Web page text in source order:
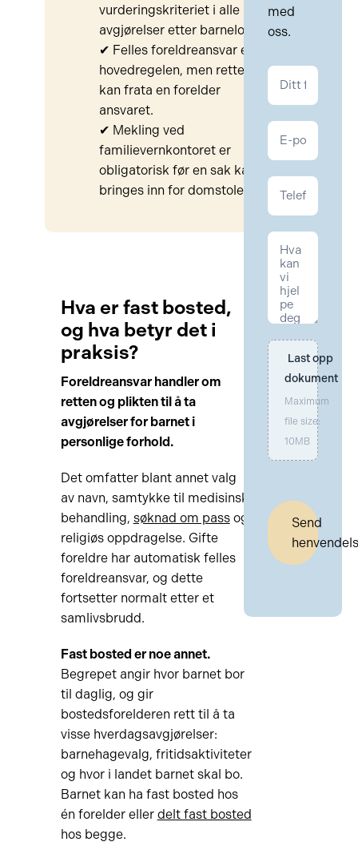
vurderingskriteriet i alle
avgjørelser etter barneloven.
✔ Felles foreldreansvar er
hovedregelen, men retten
kan frata en forelder
ansvaret.
✔ Mekling ved
familievernkontoret er
obligatorisk før en sak kan
bringes inn for domstolen.
Hva er fast bosted,
og hva betyr det i
praksis?
Foreldreansvar handler om
retten og plikten til å ta
avgjørelser for barnet i
personlige forhold.
Det omfatter blant annet valg
av navn, samtykke til medisinsk
behandling, søknad om passog
religiøs oppdragelse. Gifte
foreldre har automatisk felles
foreldreansvar, og dette
fortsetter normalt etter et
samlivsbrudd.
Fast bosted er noe annet.
Begrepet angir hvor barnet bor
til daglig, og gir
bostedsforelderen rett til å ta
visse hverdagsavgjørelser:
barnehagevalg, fritidsaktiviteter
og hvor i landet barnet skal bo.
Barnet kan ha fast bosted hos
én forelder eller delt fast bosted
hos begge.
med
oss.
Kontakt
Last opp
dokument
Maximum
file size:
10MB
Send